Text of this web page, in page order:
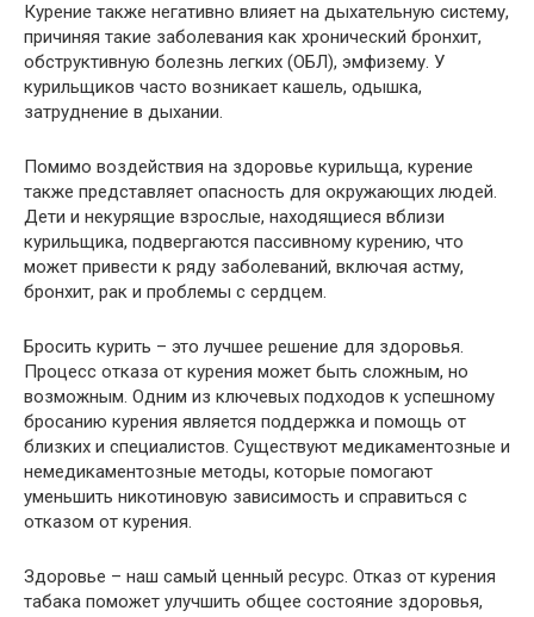
Курение также негативно влияет на дыхательную систему,
причиняя такие заболевания как хронический бронхит,
обструктивную болезнь легких (ОБЛ), эмфизему. У
курильщиков часто возникает кашель, одышка,
затруднение в дыхании.
Помимо воздействия на здоровье курильща, курение
также представляет опасность для окружающих людей.
Дети и некурящие взрослые, находящиеся вблизи
курильщика, подвергаются пассивному курению, что
может привести к ряду заболеваний, включая астму,
бронхит, рак и проблемы с сердцем.
Бросить курить – это лучшее решение для здоровья.
Процесс отказа от курения может быть сложным, но
возможным. Одним из ключевых подходов к успешному
бросанию курения является поддержка и помощь от
близких и специалистов. Существуют медикаментозные и
немедикаментозные методы, которые помогают
уменьшить никотиновую зависимость и справиться с
отказом от курения.
Здоровье – наш самый ценный ресурс. Отказ от курения
табака поможет улучшить общее состояние здоровья,